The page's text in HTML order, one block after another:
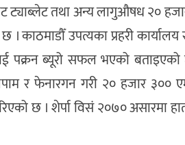
ट्याब्लेट तथा अन्य लागुऔषध २०
काठमाडौँ उपत्यका प्रहरी कार्यालय
पक्रन ब्यूरो सफल भएको
र फेनारगन गरी २० हजार ३००
छ । शेर्पा विसं २०७० असारमा